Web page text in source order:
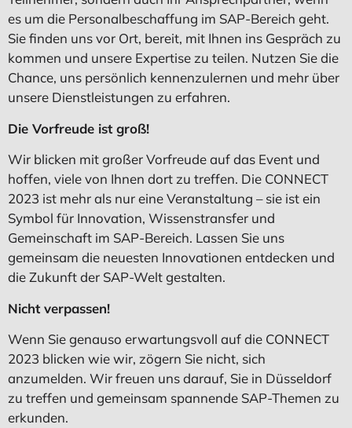
es um die Personalbeschaffung im SAP-Bereich geht.
Sie finden uns vor Ort, bereit, mit Ihnen ins Gespräch zu
kommen und unsere Expertise zu teilen. Nutzen Sie die
Chance, uns persönlich kennenzulernen und mehr über
unsere Dienstleistungen zu erfahren.
Die Vorfreude ist groß!
Wir blicken mit großer Vorfreude auf das Event und
hoffen, viele von Ihnen dort zu treffen. Die CONNECT
2023 ist mehr als nur eine Veranstaltung – sie ist ein
Symbol für Innovation, Wissenstransfer und
Gemeinschaft im SAP-Bereich. Lassen Sie uns
gemeinsam die neuesten Innovationen entdecken und
die Zukunft der SAP-Welt gestalten.
Nicht verpassen!
Wenn Sie genauso erwartungsvoll auf die CONNECT
2023 blicken wie wir, zögern Sie nicht, sich
anzumelden. Wir freuen uns darauf, Sie in Düsseldorf
zu treffen und gemeinsam spannende SAP-Themen zu
erkunden.